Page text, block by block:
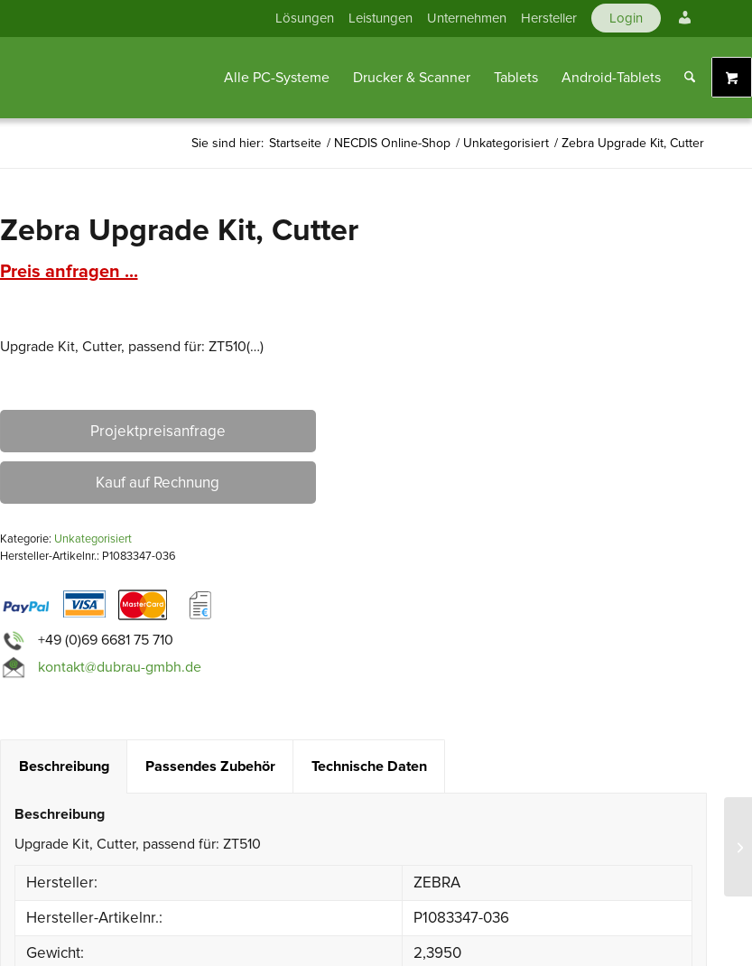
Lösungen Leistungen Unternehmen Hersteller Login
Konto
Alle PC-Systeme Drucker & Scanner Tablets Android-Tablets
Sie sind hier: Startseite / NECDIS Online-Shop / Unkategorisiert / Zebra Upgrade Kit, Cutter
Zebra Upgrade Kit, Cutter
Preis anfragen ...
Upgrade Kit, Cutter, passend für: ZT510(…)
Projektpreisanfrage
Kauf auf Rechnung
Kategorie: Unkategorisiert
Hersteller-Artikelnr.: P1083347-036
+49 (0)69 6681 75 710
kontakt@dubrau-gmbh.de
Beschreibung Passendes Zubehör Technische Daten
Beschreibung
Upgrade Kit, Cutter, passend für: ZT510
Hersteller:
ZEBRA
Hersteller-Artikelnr.:
P1083347-036
Gewicht:
2,3950